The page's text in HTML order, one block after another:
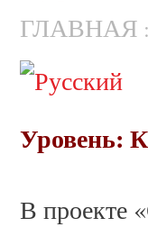
ГЛАВНАЯ :
Уровень:
В проекте